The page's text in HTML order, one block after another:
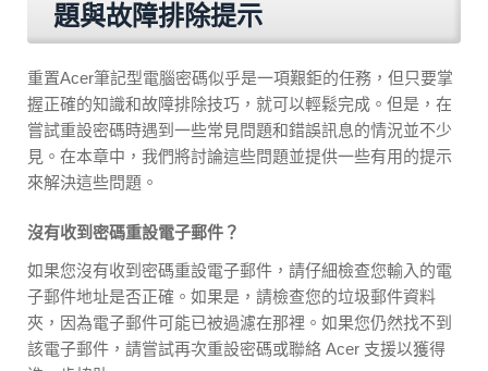
題與故障排除提示
重置Acer筆記型電腦密碼似乎是一項艱鉅的任務，但只要掌
握正確的知識和故障排除技巧，就可以輕鬆完成。但是，在
嘗試重設密碼時遇到一些常見問題和錯誤訊息的情況並不少
見。在本章中，我們將討論這些問題並提供一些有用的提示
來解決這些問題。
沒有收到密碼重設電子郵件？
如果您沒有收到密碼重設電子郵件，請仔細檢查您輸入的電
子郵件地址是否正確。如果是，請檢查您的垃圾郵件資料
夾，因為電子郵件可能已被過濾在那裡。如果您仍然找不到
該電子郵件，請嘗試再次重設密碼或聯絡 Acer 支援以獲得